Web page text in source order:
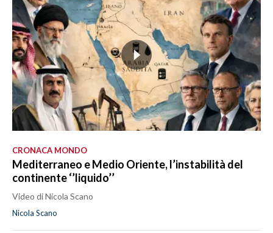
CRONACA MONDO
Mediterraneo e Medio Oriente, l’instabilità del
continente ‘’liquido’’
Video di Nicola Scano
Nicola Scano